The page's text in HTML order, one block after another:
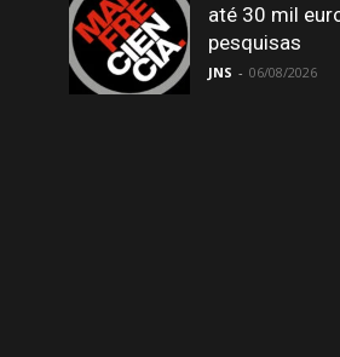
até 30 mil
pesquisas
JNS - 06/08/2026